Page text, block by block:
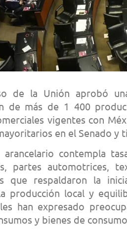
de la Unión aprobó
de más de 1 400
vigentes con
en el Senado y
arancelario contempla
partes automotrices,
que respaldaron la
producción local y
han expresado
y bienes de